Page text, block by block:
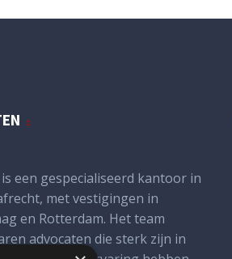
is een gespecialiseerd kantoor in
met vestigingen in
en Rotterdam. Het team
advocaten die sterk zijn in